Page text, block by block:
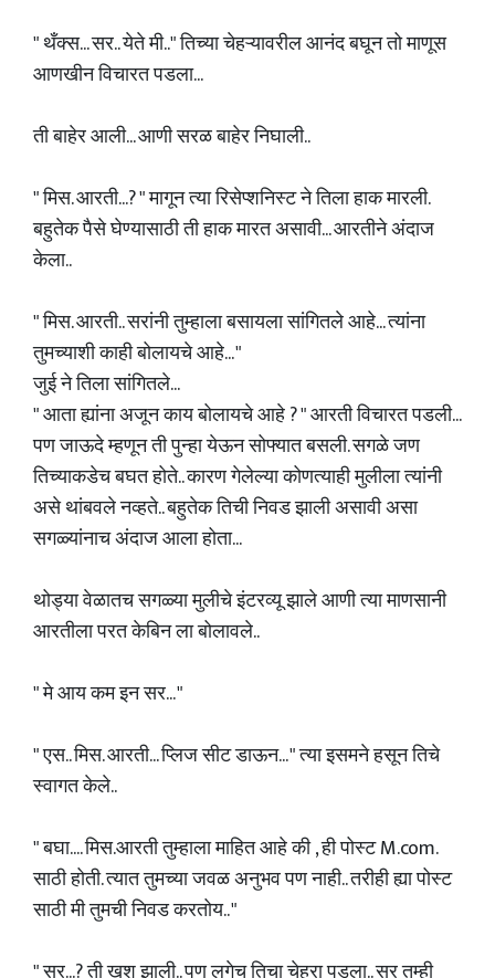
" थँक्स... सर.. येते मी.." तिच्या चेहऱ्यावरील आनंद बघून तो माणूस
आणखीन विचारत पडला...
ती बाहेर आली... आणी सरळ बाहेर निघाली..
" मिस. आरती...? " मागून त्या रिसेप्शनिस्ट ने तिला हाक मारली.
बहुतेक पैसे घेण्यासाठी ती हाक मारत असावी... आरतीने अंदाज
केला..
" मिस. आरती.. सरांनी तुम्हाला बसायला सांगितले आहे... त्यांना
तुमच्याशी काही बोलायचे आहे... "
जुई ने तिला सांगितले...
" आता ह्यांना अजून काय बोलायचे आहे ? " आरती विचारत पडली...
पण जाऊदे म्हणून ती पुन्हा येऊन सोफ्यात बसली. सगळे जण
तिच्याकडेच बघत होते.. कारण गेलेल्या कोणत्याही मुलीला त्यांनी
असे थांबवले नव्हते.. बहुतेक तिची निवड झाली असावी असा
सगळ्यांनाच अंदाज आला होता...
थोड्या वेळातच सगळ्या मुलीचे इंटरव्यू झाले आणी त्या माणसानी
आरतीला परत केबिन ला बोलावले..
" मे आय कम इन सर... "
" एस.. मिस. आरती... प्लिज सीट डाऊन... " त्या इसमने हसून तिचे
स्वागत केले..
" बघा.... मिस.आरती तुम्हाला माहित आहे की , ही पोस्ट M.com.
साठी होती. त्यात तुमच्या जवळ अनुभव पण नाही.. तरीही ह्या पोस्ट
साठी मी तुमची निवड करतोय.. "